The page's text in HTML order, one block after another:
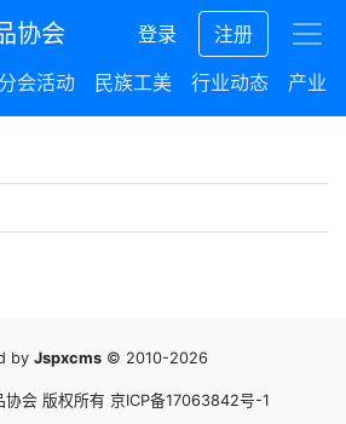
协会 登录
注册
分会活动 民族工美 行业动态 产业
by Jspxcms © 2010-2026
协会 版权所有 京ICP备17063842号-1